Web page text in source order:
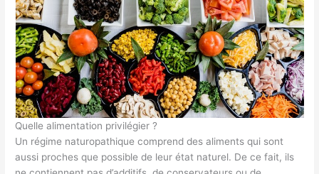
Quelle alimentation privilégier ?
Un régime naturopathique comprend des aliments qui sont
aussi proches que possible de leur état naturel. De ce fait, ils